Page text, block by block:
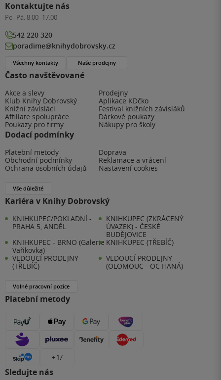
Často navštěvované
Akce a slevy
Prodejny
Klub Knihy Dobrovský
Aplikace KDčko
Knižní závisláci
Festival knižních závisláků
Affiliate spolupráce
Dárkové poukazy
Poukazy pro firmy
Nákupy pro školy
Dodací podmínky
Platební metody
Doprava
Obchodní podmínky
Reklamace a vrácení
Ochrana osobních údajů
Nastavení cookies
Vše důležité
Kariéra v Knihy Dobrovský
KNIHKUPEC/POKLADNÍ -
PRAHA 5, ANDĚL
KNIHKUPEC (ZKRÁCENÝ
ÚVAZEK) - ČESKÉ
BUDĚJOVICE
KNIHKUPEC - BRNO (Galerie
Vaňkovka)
KNIHKUPEC (TŘEBÍČ)
VEDOUCÍ PRODEJNY
(TŘEBÍČ)
VEDOUCÍ PRODEJNY
(OLOMOUC - OC HANÁ)
Volné pracovní pozice
Platební metody
+ 17
Sledujte nás
Kontaktujte nás
Po–Pá: 8:00–17:00
542 220 320
poradime@knihydobrovsky.cz
Všechny kontakty Naše prodejny